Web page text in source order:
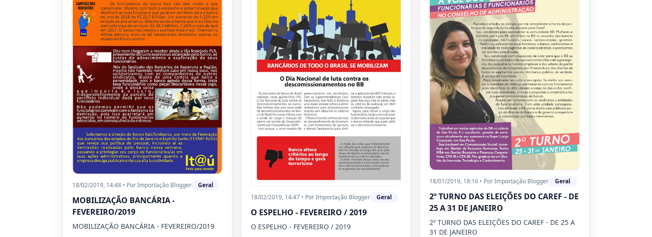
18/02/2019, 14:48 • PorImportação Blogger Geral
MOBILIZAÇÃO BANCÁRIA -
FEVEREIRO/2019
MOBILIZAÇÃO BANCÁRIA - FEVEREIRO/2019
18/02/2019, 14:47 • PorImportação Blogger Geral
O ESPELHO - FEVEREIRO / 2019
O ESPELHO - FEVEREIRO / 2019
18/01/2019, 18:16 • PorImportação Blogger Geral
2º TURNO DAS ELEIÇÕES DO CAREF - DE
25 A 31 DE JANEIRO
2º TURNO DAS ELEIÇÕES DO CAREF - DE 25 A
31 DE JANEIRO